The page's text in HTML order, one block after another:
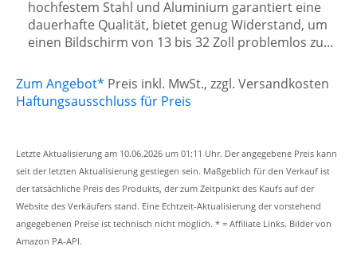
hochfestem Stahl und Aluminium garantiert eine
dauerhafte Qualität, bietet genug Widerstand, um
einen Bildschirm von 13 bis 32 Zoll problemlos zu...
Zum Angebot* Preis inkl. MwSt., zzgl. Versandkosten
Haftungsausschluss für Preis
Letzte Aktualisierung am 10.06.2026 um 01:11 Uhr. Der angegebene Preis kann
seit der letzten Aktualisierung gestiegen sein. Maßgeblich für den Verkauf ist
der tatsächliche Preis des Produkts, der zum Zeitpunkt des Kaufs auf der
Website des Verkäufers stand. Eine Echtzeit-Aktualisierung der vorstehend
angegebenen Preise ist technisch nicht möglich. * = Affiliate Links. Bilder von
Amazon PA-API.